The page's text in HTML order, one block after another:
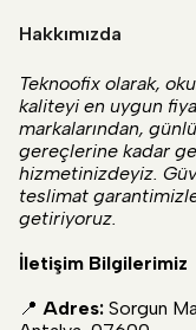
Hakkımızda
Teknoofix olarak,
kaliteyi en uygun
markalarından,
gereçlerine kadar
hizmetinizdeyiz.
teslimat garantimizle,
getiriyoruz.
İletişim Bilgilerimiz
📍 Adres: Sorgun